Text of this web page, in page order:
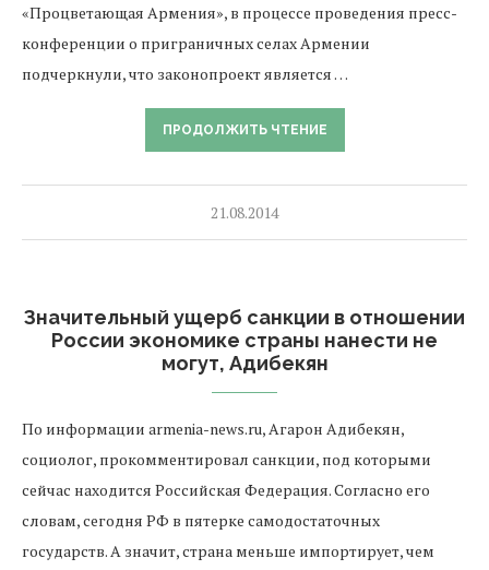
«Процветающая Армения», в процессе проведения пресс-
конференции о приграничных селах Армении
подчеркнули, что законопроект является …
ПРОДОЛЖИТЬ ЧТЕНИЕ
21.08.2014
Значительный ущерб санкции в отношении
России экономике страны нанести не
могут, Адибекян
По информации armenia-news.ru, Агарон Адибекян,
социолог, прокомментировал санкции, под которыми
сейчас находится Российская Федерация. Согласно его
словам, сегодня РФ в пятерке самодостаточных
государств. А значит, страна меньше импортирует, чем